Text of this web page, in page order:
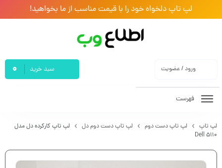
لپ تاپ دلخواه خود را با قیمت مناسب از ما بخواهید!
ورود / عضویت سبد خرید 0
فهرست
لپ تاپ لپ تاپ دست دوم لپ تاپ دست دوم دل
لپ تاپ کارکرده دل مدل
Dell 5110